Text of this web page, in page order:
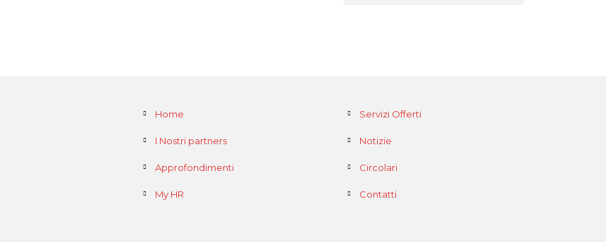
Home Servizi Offerti
I Nostri partners Notizie
Approfondimenti Circolari
My HR Contatti